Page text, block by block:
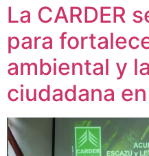
La CARDER
para
ambiental y
ciudadana